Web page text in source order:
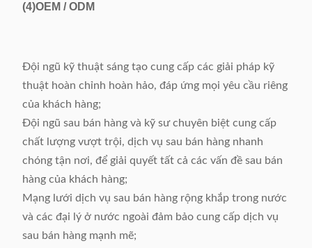
(4)OEM / ODM
Đội ngũ kỹ thuật sáng tạo cung cấp các giải pháp kỹ
thuật hoàn chỉnh hoàn hảo, đáp ứng mọi yêu cầu riêng
của khách hàng;
Đội ngũ sau bán hàng và kỹ sư chuyên biệt cung cấp
chất lượng vượt trội, dịch vụ sau bán hàng nhanh
chóng tận nơi, để giải quyết tất cả các vấn đề sau bán
hàng của khách hàng;
Mạng lưới dịch vụ sau bán hàng rộng khắp trong nước
và các đại lý ở nước ngoài đảm bảo cung cấp dịch vụ
sau bán hàng mạnh mẽ;